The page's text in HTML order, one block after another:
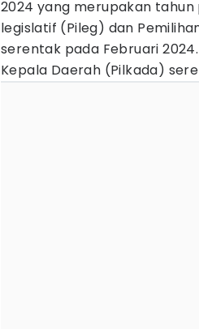
2024 yang merupakan
legislatif (Pileg) dan
serentak pada Februari
Kepala Daerah (Pilkada)